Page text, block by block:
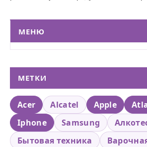
МЕНЮ
МЕТКИ
Acer Alcatel Apple
Iphone
Samsung
Бытовая техника